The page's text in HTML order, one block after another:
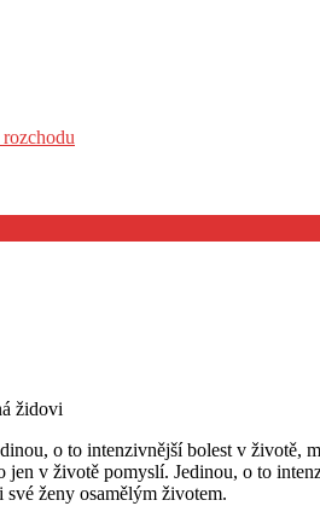
židovi
o to intenzivnější bolest v životě,
v životě pomyslí. Jedinou, o to
ženy osamělým životem.